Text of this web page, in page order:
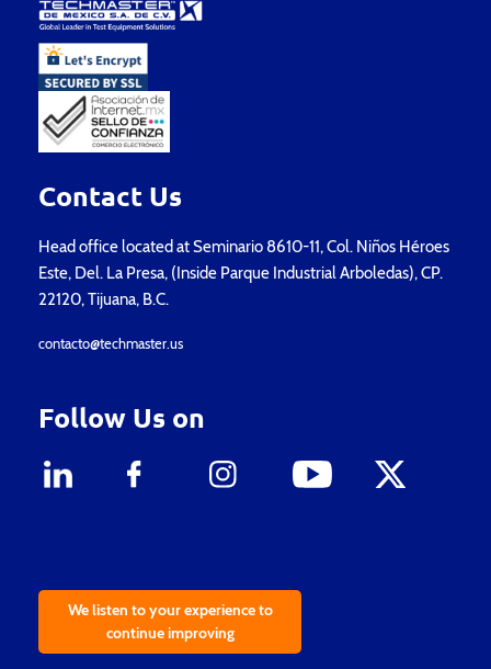
Contact Us
Head office located at Seminario 8610-11, Col. Niños Héroes
Este, Del. La Presa, (Inside Parque Industrial Arboledas), CP.
22120, Tijuana, B.C.
contacto@techmaster.us
Follow Us on
We listen to your experience to
continue improving